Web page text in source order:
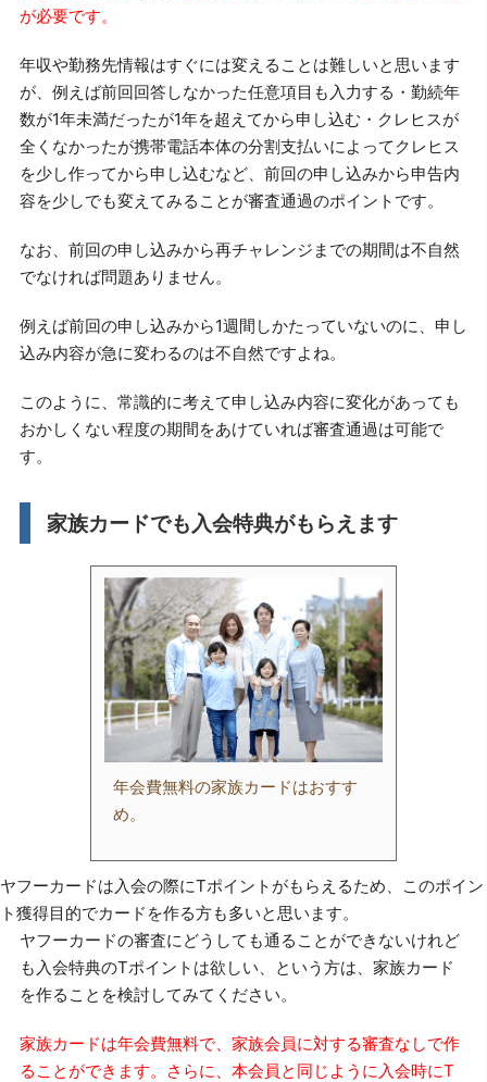
が必要です。
年収や勤務先情報はすぐには変えることは難しいと思います
が、例えば前回回答しなかった任意項目も入力する・勤続年
数が1年未満だったが1年を超えてから申し込む・クレヒスが
全くなかったが携帯電話本体の分割支払いによってクレヒス
を少し作ってから申し込むなど、前回の申し込みから申告内
容を少しでも変えてみることが審査通過のポイントです。
なお、前回の申し込みから再チャレンジまでの期間は不自然
でなければ問題ありません。
例えば前回の申し込みから1週間しかたっていないのに、申し
込み内容が急に変わるのは不自然ですよね。
このように、常識的に考えて申し込み内容に変化があっても
おかしくない程度の期間をあけていれば審査通過は可能で
す。
家族カードでも入会特典がもらえます
年会費無料の家族カードはおすす
め。
ヤフーカードは入会の際にTポイントがもらえるため、このポイン
ト獲得目的でカードを作る方も多いと思います。
ヤフーカードの審査にどうしても通ることができないけれど
も入会特典のTポイントは欲しい、という方は、家族カード
を作ることを検討してみてください。
家族カードは年会費無料で、家族会員に対する審査なしで作
ることができます。さらに、本会員と同じように入会時にT